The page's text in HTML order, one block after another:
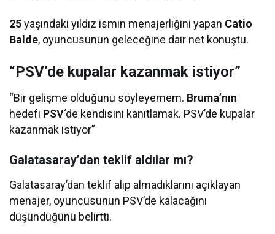
25yaşındaki yıldız ismin menajerliğini yapan Catio
Balde, oyuncusunun geleceğine dair net konuştu.
“PSV’de kupalar kazanmak istiyor”
“Bir gelişme olduğunu söyleyemem. Bruma’nın
hedefi PSV‘de kendisini kanıtlamak. PSV’de kupalar
kazanmak istiyor”
Galatasaray’dan teklif aldılar mı?
Galatasaray’dan teklif alıp almadıklarını açıklayan
menajer, oyuncusunun PSV’de kalacağını
düşündüğünü belirtti.